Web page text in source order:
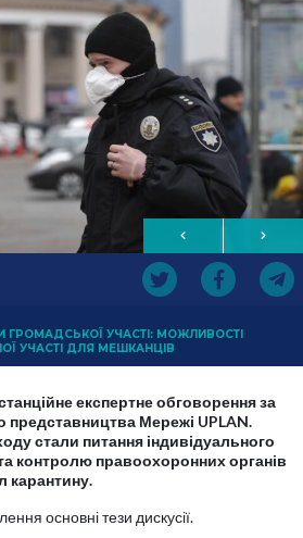
ГРОМАДСЬКОЇ УЧАСТІ: МОЖЛИВОСТІ
УЧАСТІ ДЛЯ МЕШКАНЦІВ
експертне обговорення за
представництва Мережі UPLAN.
стали питання індивідуального
контролю правоохоронних органів
карантину.
основні тези дискусії.